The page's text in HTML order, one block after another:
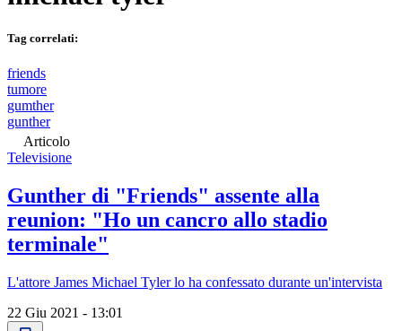
Tag correlati:
friends
tumore
gumther
gunther
Articolo
Televisione
Gunther di "Friends" assente alla
reunion: "Ho un cancro allo stadio
terminale"
L'attore James Michael Tyler lo ha confessato durante un'intervista
22 Giu 2021 - 13:01